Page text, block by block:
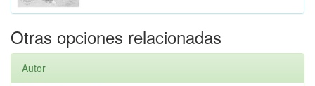
Otras opciones relacionadas
Autor